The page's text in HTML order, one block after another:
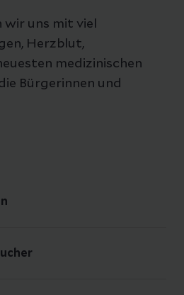
wir uns mit viel
Herzblut,
medizinischen
Bürgerinnen und